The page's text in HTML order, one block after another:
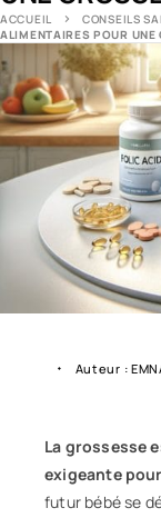
ACCUEIL CONSEILS
ALIMENTAIRES POUR UNE
Auteur :
La grossesse
exigeante
futur bébé se